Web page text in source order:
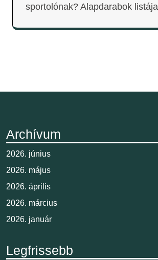
sportolónak? Alapdarabok listája
Archívum
2026. június
2026. május
2026. április
2026. március
2026. január
Legfrissebb